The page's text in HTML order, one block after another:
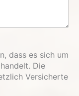
dass es sich um
Die
Versicherte